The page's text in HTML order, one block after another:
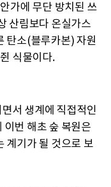
가에 무단 방치된 쓰
산림보다 온실가스
탄소(블루카본) 자원
식물이다.
서 생계에 직접적인
이번 해초 숲 복원은
계기가 될 것으로 보